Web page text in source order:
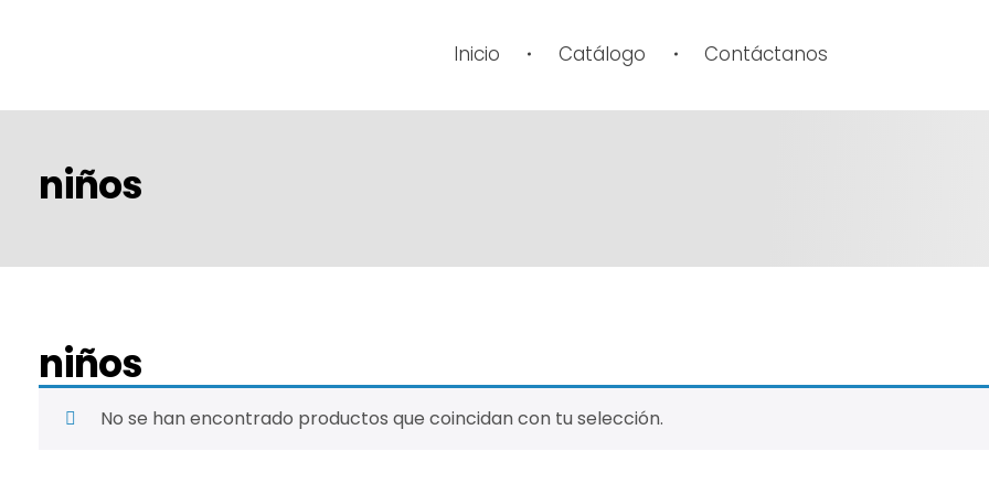
Inicio Catálogo Contáctanos
niños
niños
No se han encontrado productos que coincidan con tu selección.